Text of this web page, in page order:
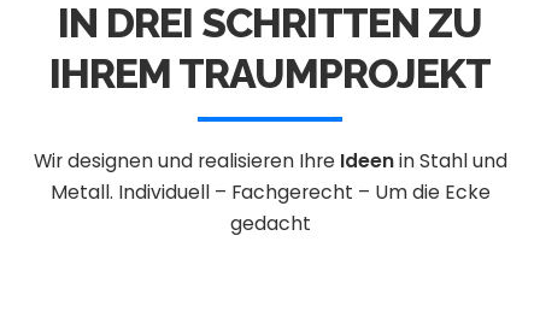
IN DREI SCHRITTEN ZU
IHREM TRAUMPROJEKT
Wir designen und realisieren Ihre Ideenin Stahl und
Metall. Individuell – Fachgerecht – Um die Ecke
gedacht